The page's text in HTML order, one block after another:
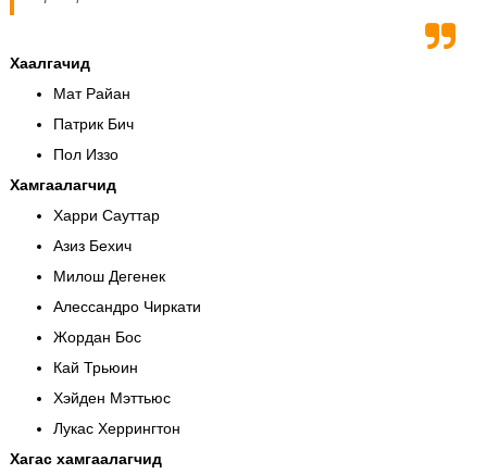
Хаалгачид
Мат Райан
Патрик Бич
Пол Иззо
Хамгаалагчид
Харри Сауттар
Азиз Бехич
Милош Дегенек
Алессандро Чиркати
Жордан Бос
Кай Трьюин
Хэйден Мэттьюс
Лукас Херрингтон
Хагас хамгаалагчид